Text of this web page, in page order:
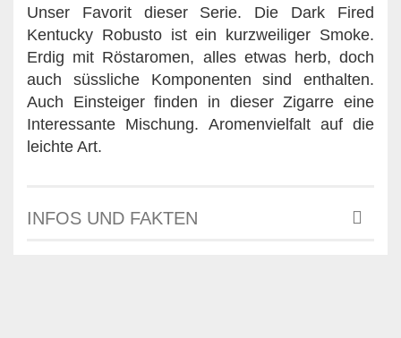
Unser Favorit dieser Serie. Die Dark Fired
Kentucky Robusto ist ein kurzweiliger Smoke.
Erdig mit Röstaromen, alles etwas herb, doch
auch süssliche Komponenten sind enthalten.
Auch Einsteiger finden in dieser Zigarre eine
Interessante Mischung. Aromenvielfalt auf die
leichte Art.
INFOS UND FAKTEN